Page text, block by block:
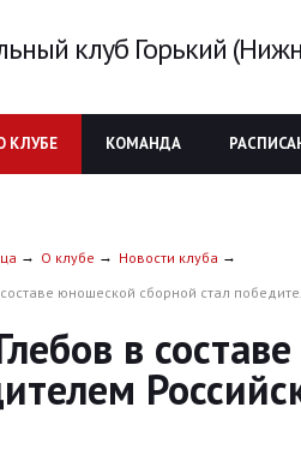
клуб Горький
КЛУБЕ КОМАНДА
О клубе
Новости клуба
юношеской сборной стал
в